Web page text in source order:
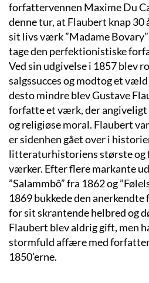
forfattervennen Maxime Du
denne tur, at Flaubert knap 30
sit livs værk ”Madame
tage den perfektionistiske
Ved sin udgivelse i 1857 blev
salgssucces og modtog et
desto mindre blev Gustave
forfatte et værk, der angiveligt
og religiøse moral. Flaubert
er sidenhen gået over i
litteraturhistoriens største og
værker. Efter flere markante
”Salammbô” fra 1862 og
1869 bukkede den
for sit skrantende helbred og
Flaubert blev aldrig gift, men
stormfuld affære med
1850’erne.